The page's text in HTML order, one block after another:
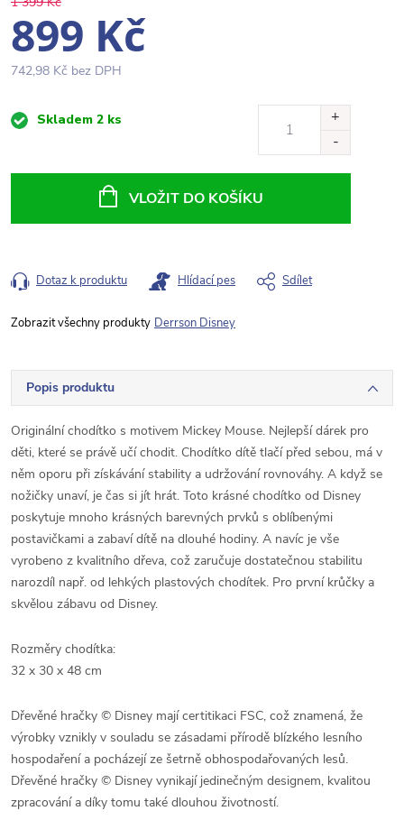
899 Kč
742,98 Kč bez DPH
MěrnáSkladem 2 ks
VLOŽIT DO KOŠÍKU
Dotaz k produktu Hlídací pes Sdílet
Derrson Disney
Popis produktu
Originální chodítko s motivem Mickey Mouse. Nejlepší dárek pro
děti, které se právě učí chodit. Chodítko dítě tlačí před sebou, má v
něm oporu při získávání stability a udržování rovnováhy. A když se
nožičky unaví, je čas si jít hrát. Toto krásné chodítko od Disney
poskytuje mnoho krásných barevných prvků s oblíbenými
postavičkami a zabaví dítě na dlouhé hodiny. A navíc je vše
vyrobeno z kvalitního dřeva, což zaručuje dostatečnou stabilitu
narozdíl např. od lehkých plastových chodítek. Pro první krůčky a
skvělou zábavu od Disney.
Rozměry chodítka:
32 x 30 x 48 cm
Dřevěné hračky © Disney mají certitikaci FSC, což znamená, že
výrobky vznikly v souladu se zásadami přírodě blízkého lesního
hospodaření a pocházejí ze šetrně obhospodařovaných lesů.
Dřevěné hračky © Disney vynikají jedinečným designem, kvalitou
zpracování a díky tomu také dlouhou životností.